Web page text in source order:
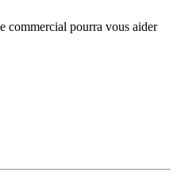
commercial pourra vous aider